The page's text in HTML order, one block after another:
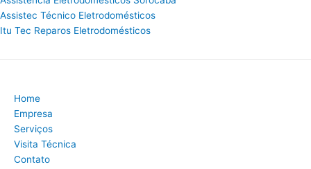
Assistec Técnico Eletrodomésticos
Itu Tec Reparos Eletrodomésticos
Home
Empresa
Serviços
Visita Técnica
Contato